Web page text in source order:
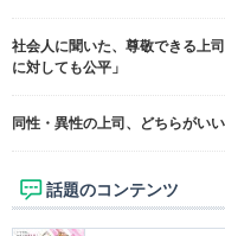
社会人に聞いた、尊敬できる上
に対しても公平」
同性・異性の上司、どちらがい
話題のコンテンツ